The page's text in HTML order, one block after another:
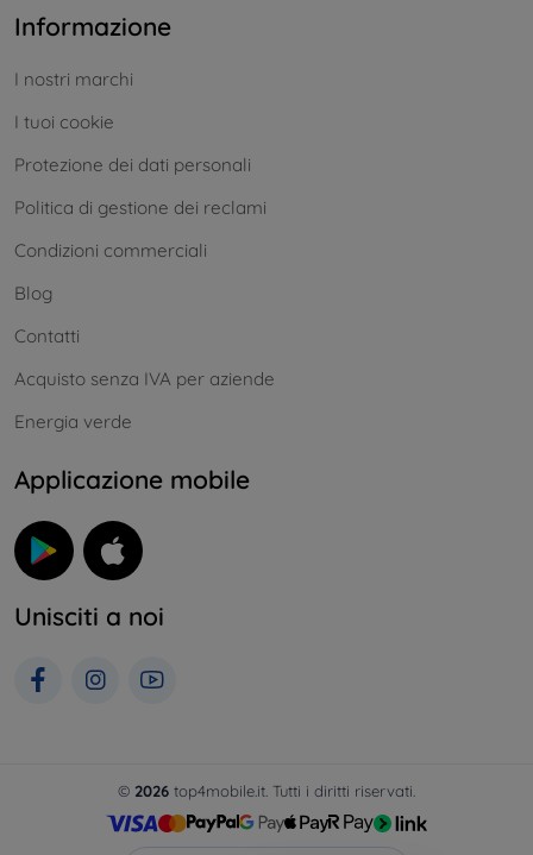
Informazione
I nostri marchi
I tuoi cookie
Protezione dei dati personali
Politica di gestione dei reclami
Condizioni commerciali
Blog
Contatti
Acquisto senza IVA per aziende
Energia verde
Applicazione mobile
Unisciti a noi
© 2026 top4mobile.it. Tutti i diritti riservati.